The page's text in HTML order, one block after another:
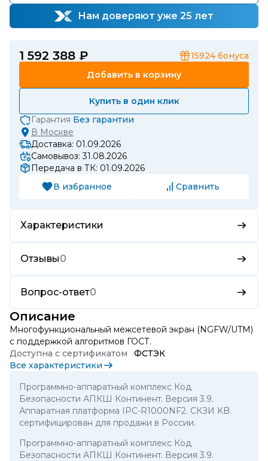
Нам доверяют уже 25 лет
1 592 388 ₽ 15924 бонуса
Добавить в корзину
Купить в один клик
Гарантия Без гарантии
В Москве
Доставка: 01.09.2026
Самовывоз: 31.08.2026
Передача в ТК: 01.09.2026
В избранное
Сравнить
Характеристики
Отзывы0
Вопрос-ответ0
Описание
Многофункциональный межсетевой экран (NGFW/UTM)
с поддержкой алгоритмов ГОСТ.
Доступна с сертификатом
ФСТЭК
Все характеристики
Программно-аппаратный комплекс Код
Безопасности АПКШ Континент. Версия 3.9.
Аппаратная платформа IPC-R1000NF2. СКЗИ KB.
сертифицирован для продажи в России.
Программно-аппаратный комплекс Код
Безопасности АПКШ Континент. Версия 3.9.